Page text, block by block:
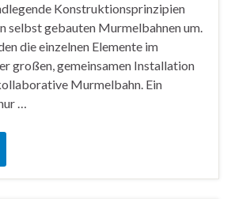
Konstruktionsprinzipien
selbst gebauten Murmelbahnen um.
die einzelnen Elemente im
großen, gemeinsamen Installation
Murmelbahn. Ein
…